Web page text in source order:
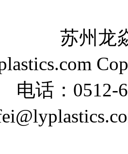
焱塑胶
0512-